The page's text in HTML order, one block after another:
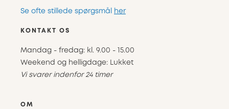
Se ofte stillede spørgsmål her
KONTAKT OS
Mandag - fredag: kl. 9.00 - 15.00
Weekend og helligdage: Lukket
Vi svarer indenfor 24 timer
OM